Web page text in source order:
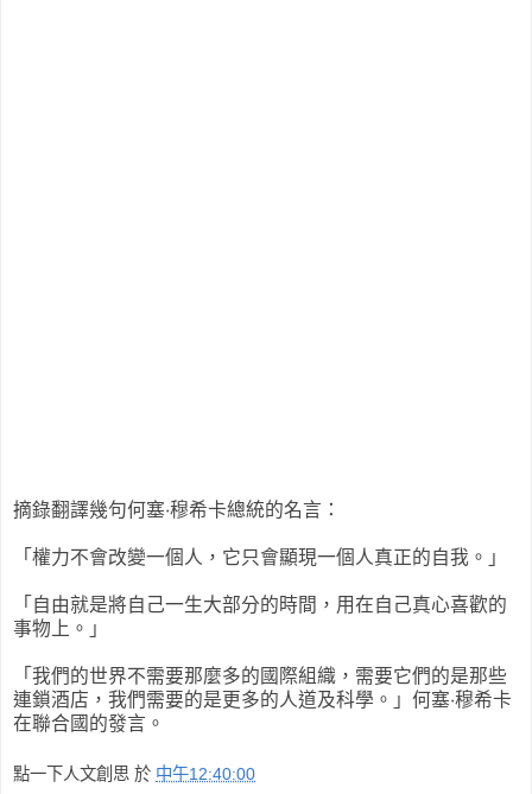
摘錄翻譯幾句何塞‧穆希卡總統的名言：
「權力不會改變一個人，它只會顯現一個人真正的自我。」
「自由就是將自己一生大部分的時間，用在自己真心喜歡的
事物上。」
「我們的世界不需要那麼多的國際組織，需要它們的是那些
連鎖酒店，我們需要的是更多的人道及科學。」何塞‧穆希卡
在聯合國的發言。
點一下人文創思 於 中午12:40:00